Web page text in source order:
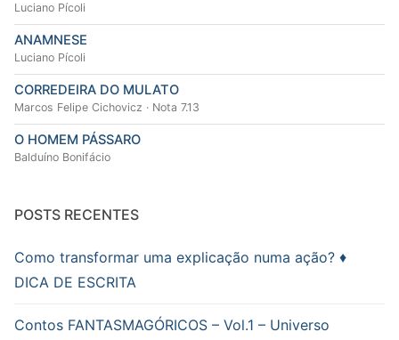
Luciano Pícoli
ANAMNESE
Luciano Pícoli
CORREDEIRA DO MULATO
Marcos Felipe Cichovicz · Nota 7.13
O HOMEM PÁSSARO
Balduíno Bonifácio
POSTS RECENTES
Como transformar uma explicação numa ação? ♦
DICA DE ESCRITA
Contos FANTASMAGÓRICOS – Vol.1 – Universo